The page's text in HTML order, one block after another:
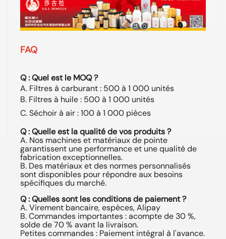
FAQ
Q : Quel est le MOQ ?
A. Filtres à carburant : 500 à 1 000 unités
B. Filtres à huile : 500 à 1 000 unités
C. Séchoir à air : 100 à 1 000 pièces
Q : Quelle est la qualité de vos produits ?
A. Nos machines et matériaux de pointe
garantissent une performance et une qualité de
fabrication exceptionnelles.
B. Des matériaux et des normes personnalisés
sont disponibles pour répondre aux besoins
spécifiques du marché.
Q : Quelles sont les conditions de paiement ?
A. Virement bancaire, espèces, Alipay
B. Commandes importantes : acompte de 30 %,
solde de 70 % avant la livraison.
Petites commandes : Paiement intégral à l'avance.